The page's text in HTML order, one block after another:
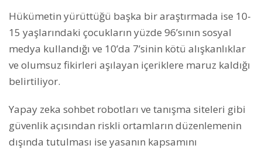
Hükümetin yürüttüğü başka bir araştırmada ise 10-
15 yaşlarındaki çocukların yüzde 96’sının sosyal
medya kullandığı ve 10’da 7’sinin kötü alışkanlıklar
ve olumsuz fikirleri aşılayan içeriklere maruz kaldığı
belirtiliyor.
Yapay zeka sohbet robotları ve tanışma siteleri gibi
güvenlik açısından riskli ortamların düzenlemenin
dışında tutulması ise yasanın kapsamını